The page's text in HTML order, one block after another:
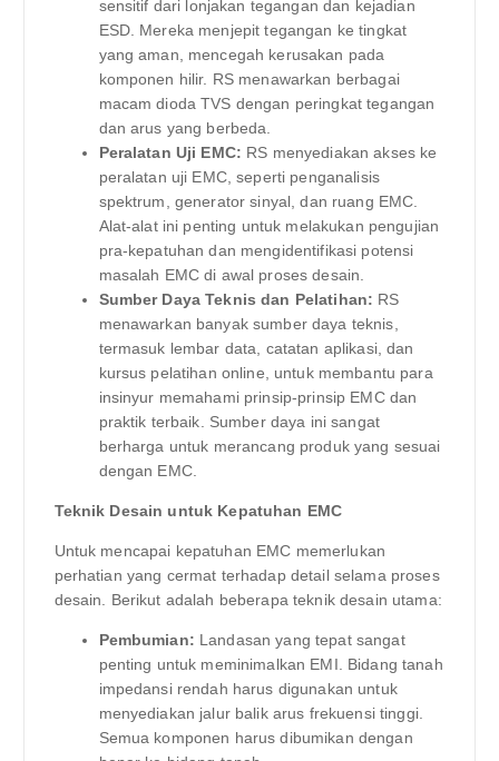
sensitif dari lonjakan tegangan dan kejadian
ESD. Mereka menjepit tegangan ke tingkat
yang aman, mencegah kerusakan pada
komponen hilir. RS menawarkan berbagai
macam dioda TVS dengan peringkat tegangan
dan arus yang berbeda.
Peralatan Uji EMC: RS menyediakan akses ke
peralatan uji EMC, seperti penganalisis
spektrum, generator sinyal, dan ruang EMC.
Alat-alat ini penting untuk melakukan pengujian
pra-kepatuhan dan mengidentifikasi potensi
masalah EMC di awal proses desain.
Sumber Daya Teknis dan Pelatihan: RS
menawarkan banyak sumber daya teknis,
termasuk lembar data, catatan aplikasi, dan
kursus pelatihan online, untuk membantu para
insinyur memahami prinsip-prinsip EMC dan
praktik terbaik. Sumber daya ini sangat
berharga untuk merancang produk yang sesuai
dengan EMC.
Teknik Desain untuk Kepatuhan EMC
Untuk mencapai kepatuhan EMC memerlukan
perhatian yang cermat terhadap detail selama proses
desain. Berikut adalah beberapa teknik desain utama:
Pembumian: Landasan yang tepat sangat
penting untuk meminimalkan EMI. Bidang tanah
impedansi rendah harus digunakan untuk
menyediakan jalur balik arus frekuensi tinggi.
Semua komponen harus dibumikan dengan